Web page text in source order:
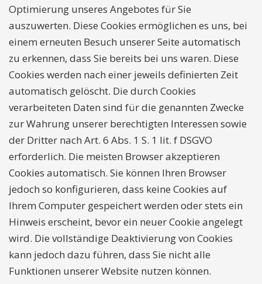
Optimierung unseres Angebotes für Sie
auszuwerten. Diese Cookies ermöglichen es uns, bei
einem erneuten Besuch unserer Seite automatisch
zu erkennen, dass Sie bereits bei uns waren. Diese
Cookies werden nach einer jeweils definierten Zeit
automatisch gelöscht. Die durch Cookies
verarbeiteten Daten sind für die genannten Zwecke
zur Wahrung unserer berechtigten Interessen sowie
der Dritter nach Art. 6 Abs. 1 S. 1 lit. f DSGVO
erforderlich. Die meisten Browser akzeptieren
Cookies automatisch. Sie können Ihren Browser
jedoch so konfigurieren, dass keine Cookies auf
Ihrem Computer gespeichert werden oder stets ein
Hinweis erscheint, bevor ein neuer Cookie angelegt
wird. Die vollständige Deaktivierung von Cookies
kann jedoch dazu führen, dass Sie nicht alle
Funktionen unserer Website nutzen können.